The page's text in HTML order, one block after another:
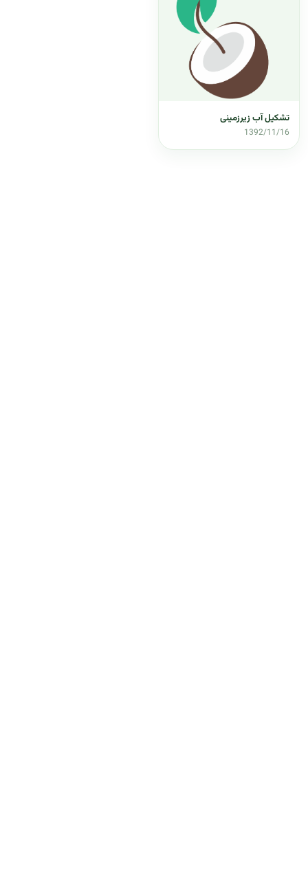
تشکیل آب زیرزمینی
1392/11/16